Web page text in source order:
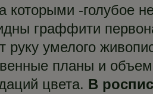
которыми -голубое
граффити
руку умелого
планы и
цвета. В